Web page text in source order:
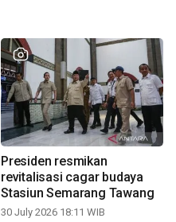
Presiden resmikan
revitalisasi cagar budaya
Stasiun Semarang Tawang
30 July 2026 18:11 WIB